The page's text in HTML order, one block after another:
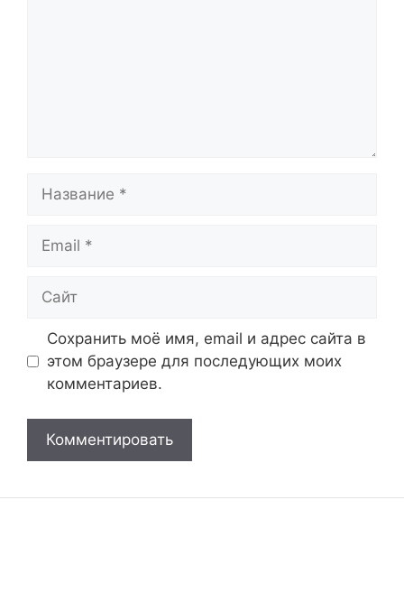
Название
Email
Сайт
Сохранить моё имя, email и адрес сайта в
этом браузере для последующих моих
комментариев.